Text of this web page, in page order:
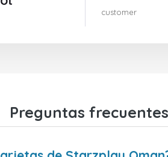
customer
Preguntas